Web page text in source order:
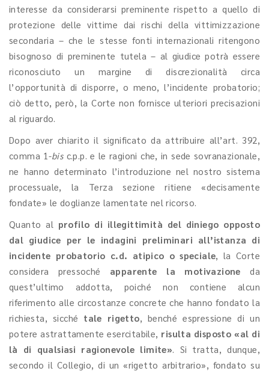
interesse da considerarsi preminente rispetto a quello di
protezione delle vittime dai rischi della vittimizzazione
secondaria – che le stesse fonti internazionali ritengono
bisognoso di preminente tutela – al giudice potrà essere
riconosciuto un margine di discrezionalità circa
l’opportunità di disporre, o meno, l’incidente probatorio;
ciò detto, però, la Corte non fornisce ulteriori precisazioni
al riguardo.
Dopo aver chiarito il significato da attribuire all’art. 392,
comma 1-bisc.p.p. e le ragioni che, in sede sovranazionale,
ne hanno determinato l’introduzione nel nostro sistema
processuale, la Terza sezione ritiene «decisamente
fondate» le doglianze lamentate nel ricorso.
Quanto al profilo di illegittimità del diniego opposto
dal giudice per le indagini preliminari all’istanza di
incidente probatorio c.d. atipico o speciale, la Corte
considera pressoché apparente la motivazione da
quest’ultimo addotta, poiché non contiene alcun
riferimento alle circostanze concrete che hanno fondato la
richiesta, sicché tale rigetto, benché espressione di un
potere astrattamente esercitabile, risulta disposto«al di
là di qualsiasi ragionevole limite». Si tratta, dunque,
secondo il Collegio, di un «rigetto arbitrario», fondato su